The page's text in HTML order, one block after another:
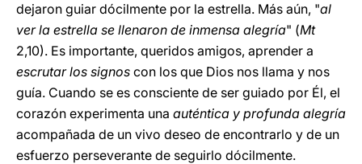
dejaron guiar dócilmente por la estrella. Más aún, "al
ver la estrella se llenaron de inmensa alegría" (Mt
2,10). Es importante, queridos amigos, aprender a
escrutar los signos con los que Dios nos llama y nos
guía. Cuando se es consciente de ser guiado por Él, el
corazón experimenta una auténtica y profunda alegría
acompañada de un vivo deseo de encontrarlo y de un
esfuerzo perseverante de seguirlo dócilmente.